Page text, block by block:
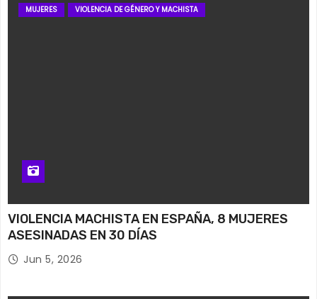
MUJERES VIOLENCIA DE GÉNERO Y MACHISTA
VIOLENCIA MACHISTA EN ESPAÑA, 8 MUJERES
ASESINADAS EN 30 DÍAS
Jun 5, 2026